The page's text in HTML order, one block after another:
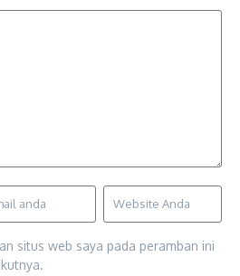
situs web saya pada peramban ini